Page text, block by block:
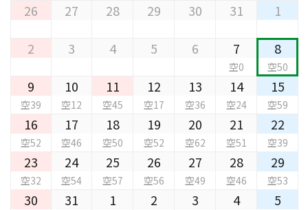
26 27 28 29 30 31 1
2 3 4 5 6 7
空0
8
空50
9
空39
10
空12
11
空45
12
空17
13
空36
14
空24
15
空59
16
空52
17
空46
18
空50
19
空52
20
空62
21
空51
22
空39
23
空32
24
空54
25
空57
26
空56
27
空49
28
空46
29
空53
30 31 1 2 3 4 5